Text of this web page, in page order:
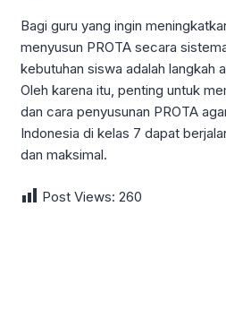
Bagi guru yang ingin
menyusun PROTA secara
kebutuhan siswa adalah langkah
Oleh karena itu, penting untuk
dan cara penyusunan PROTA
Indonesia di kelas 7 dapat
dan maksimal.
Post Views: 260